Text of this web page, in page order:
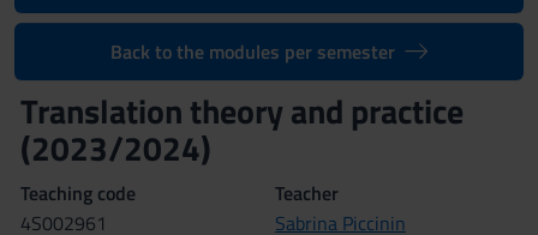
Back to the modules per semester
Translation theory and practice
(2023/2024)
Teaching code
4S002961
Teacher
Sabrina Piccinin